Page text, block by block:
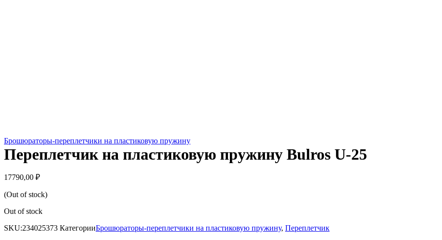
Брошюраторы-переплетчики на пластиковую пружину
Переплетчик на пластиковую пружину Bulros U-25
17790,00 ₽
(Out of stock)
Out of stock
SKU:234025373 КатегорииБрошюраторы-переплетчики на пластиковую пружину, Переплетчик